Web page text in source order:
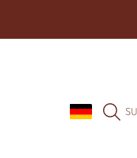
LAND/REGION